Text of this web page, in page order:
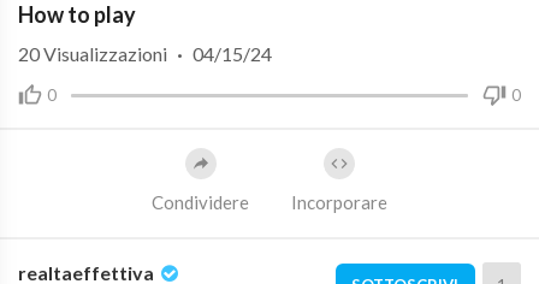
How to play
0 0
20Visualizzazioni · 04/15/24
Condividere Incorporare
realtaeffettiva